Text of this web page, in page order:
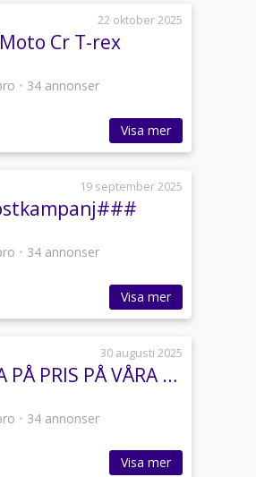
22 oktober 2025
Cr T-rex
• 34 annonser
Visa mer
19 september 2025
• 34 annonser
Visa mer
30 augusti 2025
Linhai 500 Promax PASSA PÅ PRIS PÅ VÅRA SISTA EXEMPLAR
• 34 annonser
Visa mer